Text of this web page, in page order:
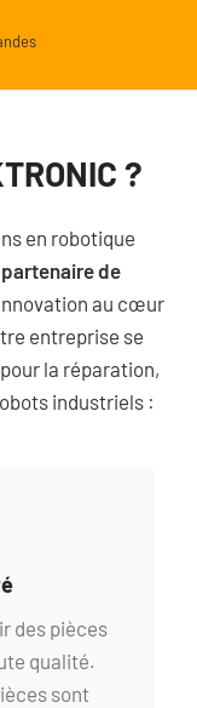
?
en robotique
partenaire de
au cœur
entreprise se
la réparation,
industriels :
des pièces
qualité.
sont